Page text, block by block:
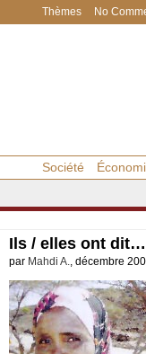
Thèmes No
Société
Ils / elles ont
par Mahdi A., décembre